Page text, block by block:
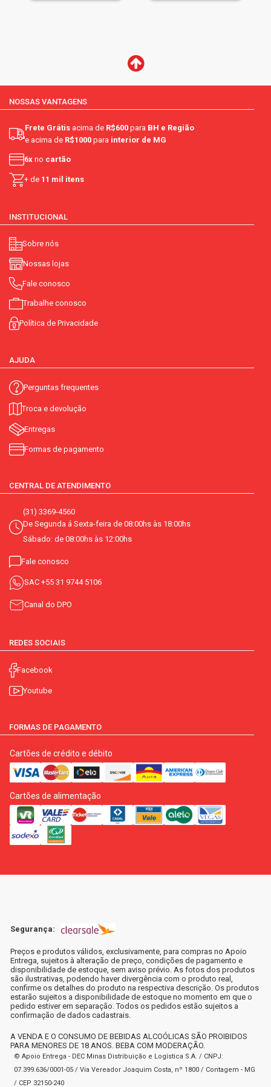
NOSSAS VANTAGENS
Frete Grátis acima de R$600 para BH e Região
e acima de R$1000 para interior de MG
6x no cartão
+ de 11 mil itens
INSTITUCIONAL
Sobre nós
Nossas lojas
Fale conosco
Trabalhe conosco
Política de Privacidade
AJUDA
Perguntas frequentes
Troca e devolução
Entregas
Formas de pagamento
CENTRAL DE ATENDIMENTO
(31) 3369-4560
De Segunda á Sexta-feira de 08:00hs às 18:00hs
Sábado: de 08:00hs às 12:00hs
Fale conosco
SAC +55 31 9744 5106
Canal do DPO
REDES SOCIAIS
Facebook
Youtube
FORMAS DE PAGAMENTO
Cartões de crédito e débito
Cartões de alimentação
Segurança:
Preços e produtos válidos, exclusivamente, para compras no Apoio
Entrega, sujeitos à alteração de preço, condições de pagamento e
disponibilidade de estoque, sem aviso prévio. As fotos dos produtos
são ilustrativas, podendo haver divergência com o produto real,
confirme os detalhes do produto na respectiva descrição. Os produtos
estarão sujeitos a disponibilidade de estoque no momento em que o
pedido estiver em separação. Todos os pedidos estão sujeitos a
confirmação de dados cadastrais.
A VENDA E O CONSUMO DE BEBIDAS ALCOÓLICAS SÃO PROIBIDOS
PARA MENORES DE 18 ANOS. BEBA COM MODERAÇÃO.
© Apoio Entrega - DEC Minas Distribuição e Logística S.A. / CNPJ:
07.399.636/0001-05 / Via Vereador Joaquim Costa, nº 1800 / Contagem - MG
/ CEP 32150-240